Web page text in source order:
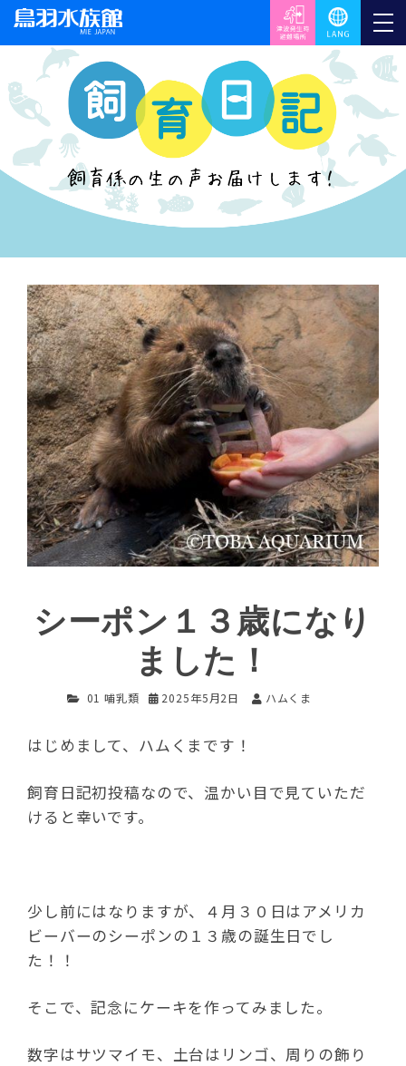
シーポン１３歳になり
ました！
01 哺乳類 2025年5月2日 ハムくま
はじめまして、ハムくまです！
飼育日記初投稿なので、温かい目で見ていただ
けると幸いです。
少し前にはなりますが、４月３０日はアメリカ
ビーバーのシーポンの１３歳の誕生日でし
た！！
そこで、記念にケーキを作ってみました。
数字はサツマイモ、土台はリンゴ、周りの飾り